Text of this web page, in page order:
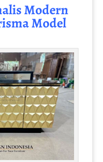
Modern
Model